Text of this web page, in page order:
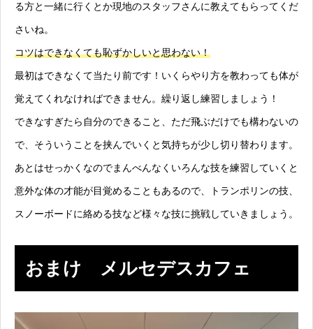
る方と一緒に行くとか現地のスタッフさんに教えてもらってくだ
さいね。
コツはできなくても恥ずかしいと思わない！
最初はできなくて当たり前です！いくらやり方を教わっても体が
覚えてくれなければできません。繰り返し練習しましょう！
できなすぎたら自分のできること、ただ飛ぶだけでも構わないの
で、そういうことを挟んでいくと気持ちが少し切り替わります。
あとはせっかくなのでまんべんなくいろんな技を練習していくと
意外な体の才能が目覚めることもあるので、トランポリンの技、
スノーボードに絡める技など様々な技に挑戦していきましょう。
おまけ メルセデスカフェ